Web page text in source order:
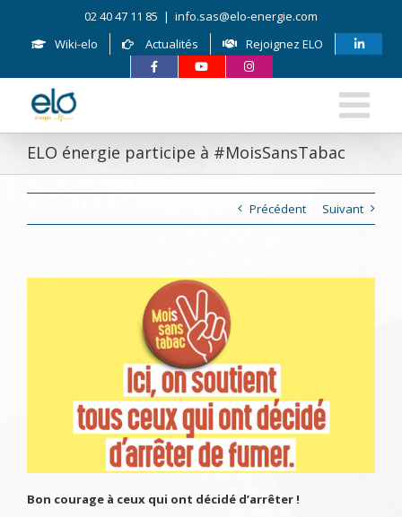
content
02 40 47 11 85 | info.sas@elo-energie.com
Wiki-elo
Actualités Rejoignez ELO
ELO énergie participe à #MoisSansTabac
Précédent Suivant
Bon courage à ceux qui ont décidé d’arrêter !